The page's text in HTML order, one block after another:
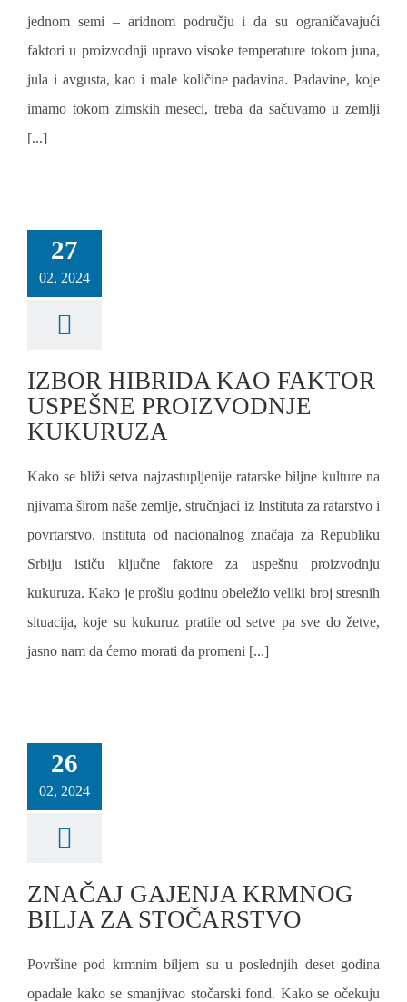
jednom semi – aridnom području i da su ograničavajući
faktori u proizvodnji upravo visoke temperature tokom juna,
jula i avgusta, kao i male količine padavina. Padavine, koje
imamo tokom zimskih meseci, treba da sačuvamo u zemlji
[...]
27
02, 2024
IZBOR HIBRIDA KAO FAKTOR
USPEŠNE PROIZVODNJE
KUKURUZA
Kako se bliži setva najzastupljenije ratarske biljne kulture na
njivama širom naše zemlje, stručnjaci iz Instituta za ratarstvo i
povrtarstvo, instituta od nacionalnog značaja za Republiku
Srbiju ističu ključne faktore za uspešnu proizvodnju
kukuruza. Kako je prošlu godinu obeležio veliki broj stresnih
situacija, koje su kukuruz pratile od setve pa sve do žetve,
jasno nam da ćemo morati da promeni [...]
26
02, 2024
ZNAČAJ GAJENJA KRMNOG
BILJA ZA STOČARSTVO
Površine pod krmnim biljem su u poslednjih deset godina
opadale kako se smanjivao stočarski fond. Kako se očekuju